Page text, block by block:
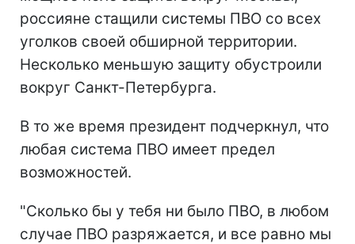
россияне стащили системы ПВО со всех
уголков своей обширной территории.
Несколько меньшую защиту обустроили
вокруг Санкт-Петербурга.
В то же время президент подчеркнул, что
любая система ПВО имеет предел
возможностей.
"Сколько бы у тебя ни было ПВО, в любом
случае ПВО разряжается, и все равно мы